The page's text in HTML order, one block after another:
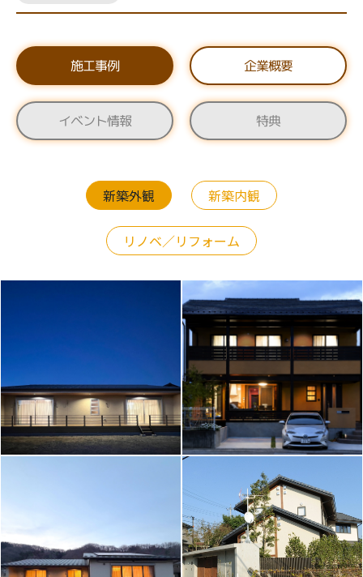
施工事例 企業概要
イベント情報 特典
新築外観 新築内観
リノベ／リフォーム